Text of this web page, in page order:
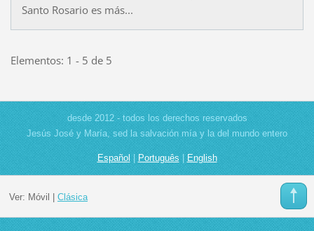
Santo Rosario es más...
Elementos: 1 - 5 de 5
desde 2012 - todos los derechos reservados
Jesús José y María, sed la salvación mía y la del mundo entero
Español |Português|English
Ver: Móvil | Clásica